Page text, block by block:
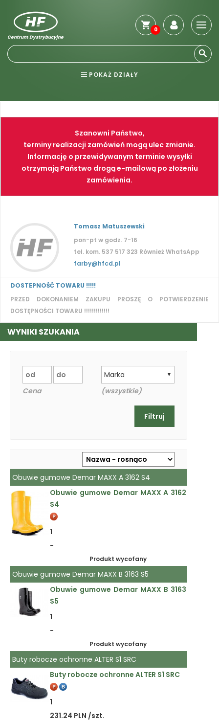
Centrum Dystrybucyjne
0
POKAŻ DZIAŁY
NARZĘDZIA SPAWALNICTWO
FARBY PNEUMATYKA
Szanowni Państwo,
terminy realizacji zamówień mogą ulec zmianie.
Informację o przewidywanym terminie wysyłki
otrzymają Państwo drogą e-mailową po złożeniu
zamówienia.
Tomasz Matuszewski
pon-pt w godz. 7-16
tel. kom. 537 517 323 Również WhatsApp
farby@hfcd.pl
DOSTEPNOŚĆ TOWARU !!!!!
PRZED DOKONANIEM ZAKUPU PROSZĘ O POTWIERDZENIE
DOSTĘPNOŚCI TOWARU !!!!!!!!!!!!!
WYNIKI SZUKANIA
Cena
▼
Marka
(wszystkie)
Obuwie gumowe Demar MAXX A 3162 S4
Obuwie gumowe Demar MAXX A 3162
S4
1
-
Produkt wycofany
Obuwie gumowe Demar MAXX B 3163 S5
Obuwie gumowe Demar MAXX B 3163
S5
1
-
Produkt wycofany
Buty robocze ochronne ALTER S1 SRC
Buty robocze ochronne ALTER S1 SRC
1
231.24 PLN /szt.